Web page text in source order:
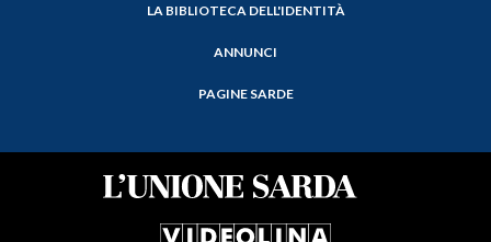
LA BIBLIOTECA DELL'IDENTITÀ
ANNUNCI
PAGINE SARDE